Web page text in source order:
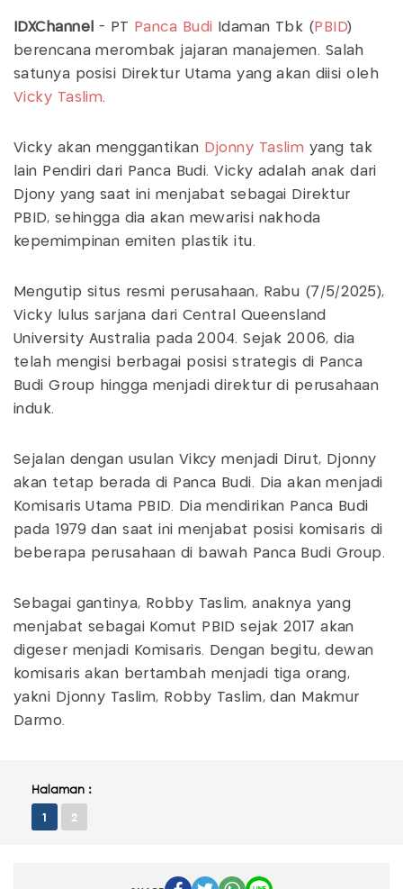
IDXChannel - PT Panca Budi Idaman Tbk ( PBID)
berencana merombak jajaran manajemen. Salah
satunya posisi Direktur Utama yang akan diisi oleh
Vicky Taslim.
Vicky akan menggantikan Djonny Taslim yang tak
lain Pendiri dari Panca Budi. Vicky adalah anak dari
Djony yang saat ini menjabat sebagai Direktur
PBID, sehingga dia akan mewarisi nakhoda
kepemimpinan emiten plastik itu.
Mengutip situs resmi perusahaan, Rabu (7/5/2025),
Vicky lulus sarjana dari Central Queensland
University Australia pada 2004. Sejak 2006, dia
telah mengisi berbagai posisi strategis di Panca
Budi Group hingga menjadi direktur di perusahaan
induk.
Sejalan dengan usulan Vikcy menjadi Dirut, Djonny
akan tetap berada di Panca Budi. Dia akan menjadi
Komisaris Utama PBID. Dia mendirikan Panca Budi
pada 1979 dan saat ini menjabat posisi komisaris di
beberapa perusahaan di bawah Panca Budi Group.
Sebagai gantinya, Robby Taslim, anaknya yang
menjabat sebagai Komut PBID sejak 2017 akan
digeser menjadi Komisaris. Dengan begitu, dewan
komisaris akan bertambah menjadi tiga orang,
yakni Djonny Taslim, Robby Taslim, dan Makmur
Darmo.
Halaman :
1 2